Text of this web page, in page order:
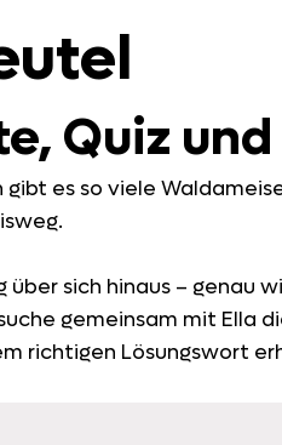
Quiz
es so viele
sich hinaus – genau
gemeinsam mit Ella
richtigen Lösungswort